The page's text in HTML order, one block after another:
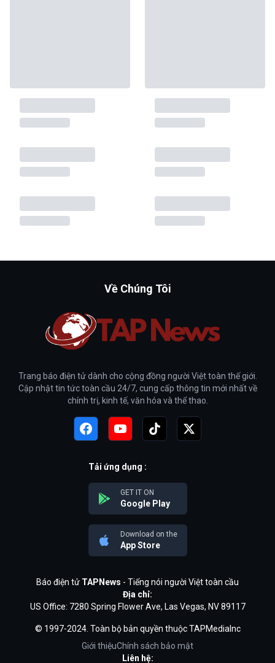
Về Chúng Tôi
Trang báo điện tử dành cho cộng đồng người Việt toàn thế giới.
Cập nhật tin tức toàn cầu 24/7, cung cấp thông tin mới nhất về
chính trị, kinh tế, văn hóa và thể thao.
Tải ứng dụng :
GET IT ON
Google Play
Download on the
App Store
Báo điện tử TAPNews - Tiếng nói người Việt toàn cầu
Địa chỉ:
US Office: 7280 Spring Flower Ave, Las Vegas, NV 89117
© 1997-2024. Toàn bộ bản quyền thuộc TAPMediaInc
Giới thiệuChính sách bảo mật
Liên hệ: